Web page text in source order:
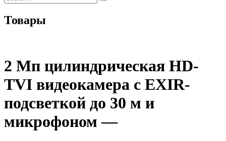
Товары
2 Мп цилиндрическая HD-
TVI видеокамера с EXIR-
подсветкой до 30 м и
микрофоном —